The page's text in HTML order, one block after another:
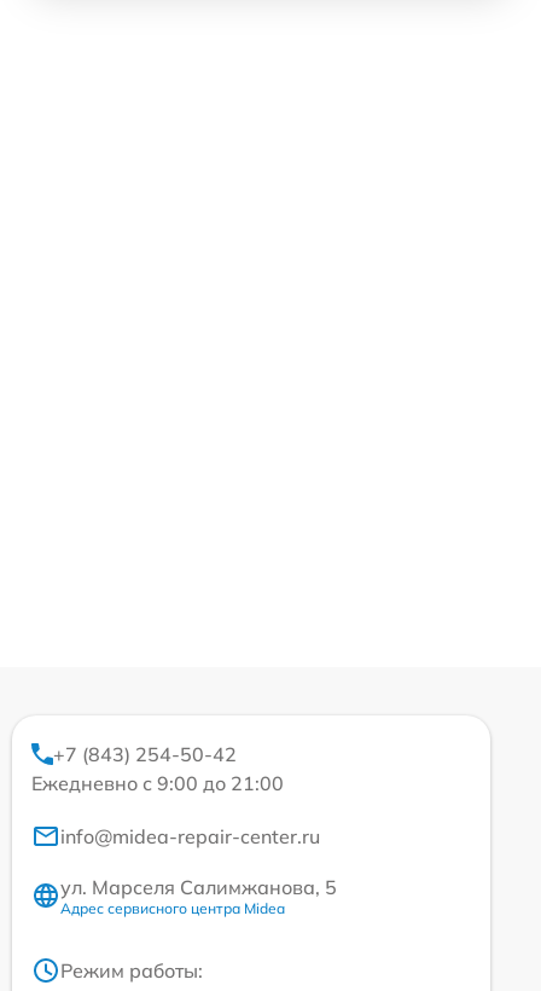
+7 (843) 254-50-42
Ежедневно с 9:00 до 21:00
info@midea-repair-center.ru
ул. Марселя Салимжанова, 5
Адрес сервисного центра Midea
Режим работы: